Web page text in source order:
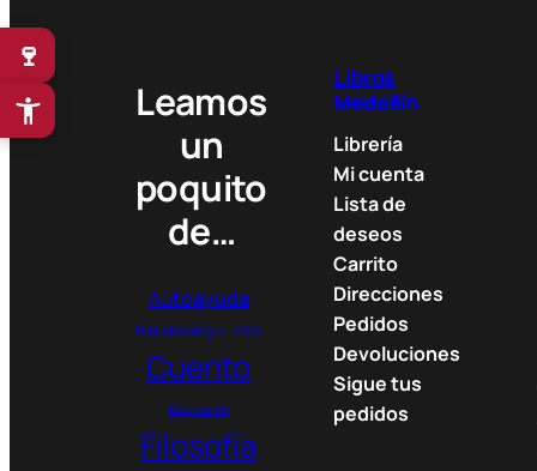
Leamos
un
poquito
de…
Autoayuda
Bibliotecología Cine
Cuento
Depresión
Filosofía
Libros
Medellín
Librería
Mi cuenta
Lista de
deseos
Carrito
Direcciones
Pedidos
Devoluciones
Sigue tus
pedidos
🍷